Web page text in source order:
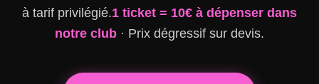
à tarif privilégié.1 ticket = 10€ à dépenser dans
notre club · Prix dégressif sur devis.